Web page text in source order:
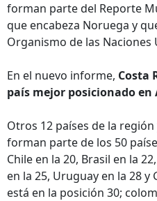
forman parte del Reporte
que encabeza Noruega y
Organismo de las Naciones
En el nuevo informe, Costa
país mejor posicionado
Otros 12 países de la
forman parte de los 50
Chile en la 20, Brasil en la
en la 25, Uruguay en la 28 y
está en la posición 30;